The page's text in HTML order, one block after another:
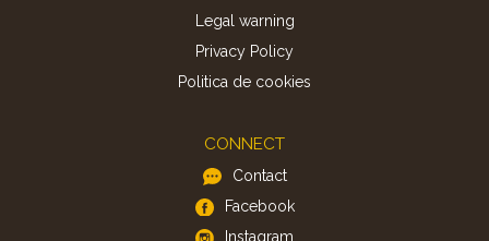
Legal warning
Privacy Policy
Politica de cookies
CONNECT
Contact
Facebook
Instagram